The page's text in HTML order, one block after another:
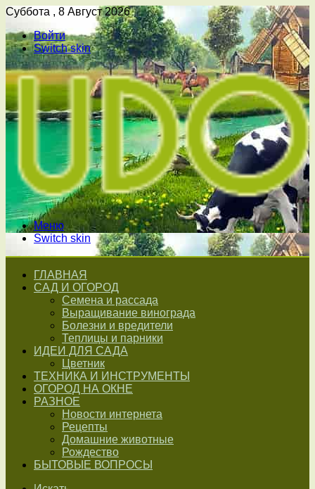
Суббота , 8 Август 2026
Войти
Switch skin
Меню
Switch skin
ГЛАВНАЯ
САД И ОГОРОД
Семена и рассада
Выращивание винограда
Болезни и вредители
Теплицы и парники
ИДЕИ ДЛЯ САДА
Цветник
ТЕХНИКА И ИНСТРУМЕНТЫ
ОГОРОД НА ОКНЕ
РАЗНОЕ
Новости интернета
Рецепты
Домашние животные
Рождество
БЫТОВЫЕ ВОПРОСЫ